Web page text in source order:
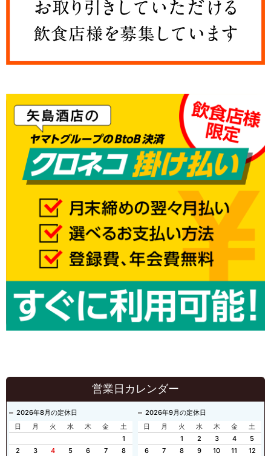
営業日カレンダー
2026年8月の定休日
日
月 火 水 木 金
土
1
2
3 4 5 6 7
8
2026年9月の定休日
日
月 火 水 木 金
土
1
2 3 4
5
6
7 8 9 10 11
12